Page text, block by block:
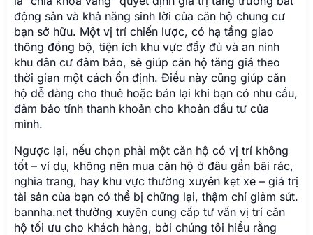
động sản và khả năng sinh lời của căn hộ chung cư
bạn sở hữu. Một vị trí chiến lược, có hạ tầng giao
thông đồng bộ, tiện ích khu vực đầy đủ và an ninh
khu dân cư đảm bảo, sẽ giúp căn hộ tăng giá theo
thời gian một cách ổn định. Điều này cũng giúp căn
hộ dễ dàng cho thuê hoặc bán lại khi bạn có nhu cầu,
đảm bảo tính thanh khoản cho khoản đầu tư của
mình.
Ngược lại, nếu chọn phải một căn hộ có vị trí không
tốt – ví dụ, không nên mua căn hộ ở đâu gần bãi rác,
nghĩa trang, hay khu vực thường xuyên kẹt xe – giá trị
tài sản của bạn có thể bị chững lại, thậm chí giảm sút.
bannha.net thường xuyên cung cấp tư vấn vị trí căn
hộ tối ưu cho khách hàng, bởi chúng tôi hiểu rằng